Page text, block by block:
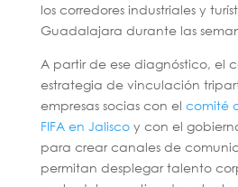
los corredores industriales y
Guadalajara durante las
A partir de ese diagnóstico, el
estrategia de vinculación
empresas socias con el comité
FIFA en Jaliscoy con el
para crear canales de
permitan desplegar talento